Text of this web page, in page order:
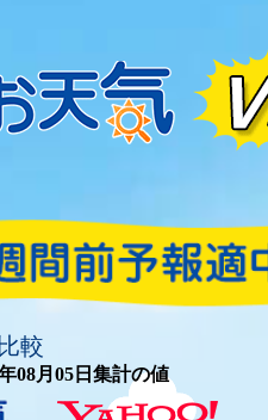
較
08月05日集計の値